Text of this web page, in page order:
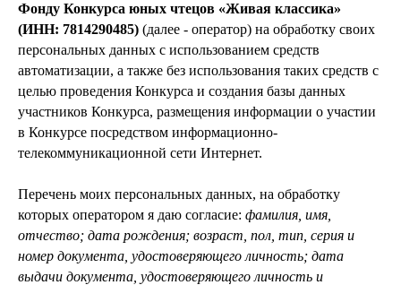
Фонду Конкурса юных чтецов «Живая классика»
(ИНН: 7814290485) (далее - оператор) на обработку своих
персональных данных с использованием средств
автоматизации, а также без использования таких средств с
целью проведения Конкурса и создания базы данных
участников Конкурса, размещения информации о участии
в Конкурсе посредством информационно-
телекоммуникационной сети Интернет.
Перечень моих персональных данных, на обработку
которых оператором я даю согласие: фамилия, имя,
отчество; дата рождения; возраст, пол, тип, серия и
номер документа, удостоверяющего личность; дата
выдачи документа, удостоверяющего личность и